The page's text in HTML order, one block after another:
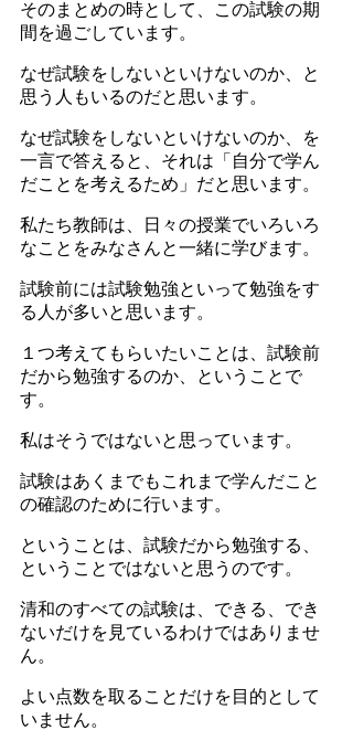
そのまとめの時として、この試験の期
間を過ごしています。
なぜ試験をしないといけないのか、と
思う人もいるのだと思います。
なぜ試験をしないといけないのか、を
一言で答えると、それは「自分で学ん
だことを考えるため」だと思います。
私たち教師は、日々の授業でいろいろ
なことをみなさんと一緒に学びます。
試験前には試験勉強といって勉強をす
る人が多いと思います。
１つ考えてもらいたいことは、試験前
だから勉強するのか、ということで
す。
私はそうではないと思っています。
試験はあくまでもこれまで学んだこと
の確認のために行います。
ということは、試験だから勉強する、
ということではないと思うのです。
清和のすべての試験は、できる、でき
ないだけを見ているわけではありませ
ん。
よい点数を取ることだけを目的として
いません。